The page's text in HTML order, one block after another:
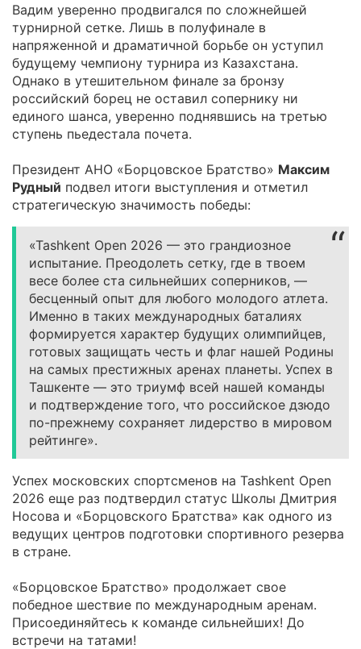
Вадим уверенно продвигался по сложнейшей
турнирной сетке. Лишь в полуфинале в
напряженной и драматичной борьбе он уступил
будущему чемпиону турнира из Казахстана.
Однако в утешительном финале за бронзу
российский борец не оставил сопернику ни
единого шанса, уверенно поднявшись на третью
ступень пьедестала почета.
Президент АНО «Борцовское Братство» Максим
Рудный подвел итоги выступления и отметил
стратегическую значимость победы:
«Tashkent Open 2026 — это грандиозное
испытание. Преодолеть сетку, где в твоем
весе более ста сильнейших соперников, —
бесценный опыт для любого молодого атлета.
Именно в таких международных баталиях
формируется характер будущих олимпийцев,
готовых защищать честь и флаг нашей Родины
на самых престижных аренах планеты. Успех в
Ташкенте — это триумф всей нашей команды
и подтверждение того, что российское дзюдо
по-прежнему сохраняет лидерство в мировом
рейтинге».
Успех московских спортсменов на Tashkent Open
2026 еще раз подтвердил статус Школы Дмитрия
Носова и «Борцовского Братства» как одного из
ведущих центров подготовки спортивного резерва
в стране.
«Борцовское Братство» продолжает свое
победное шествие по международным аренам.
Присоединяйтесь к команде сильнейших! До
встречи на татами!